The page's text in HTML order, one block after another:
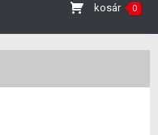
kosár 0